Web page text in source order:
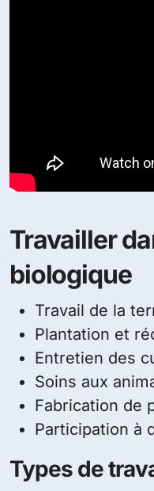
Travailler
biologique
Travail de la
Plantation et
Entretien des
Soins aux
Fabrication de
Participation à
Types de